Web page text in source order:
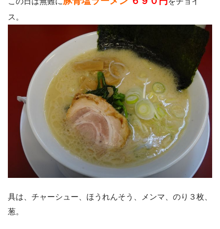
ス。
具は、チャーシュー、ほうれんそう、メンマ、のり３枚、
葱。